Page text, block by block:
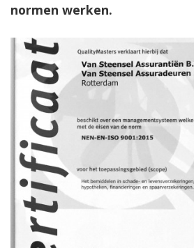
normen werken.